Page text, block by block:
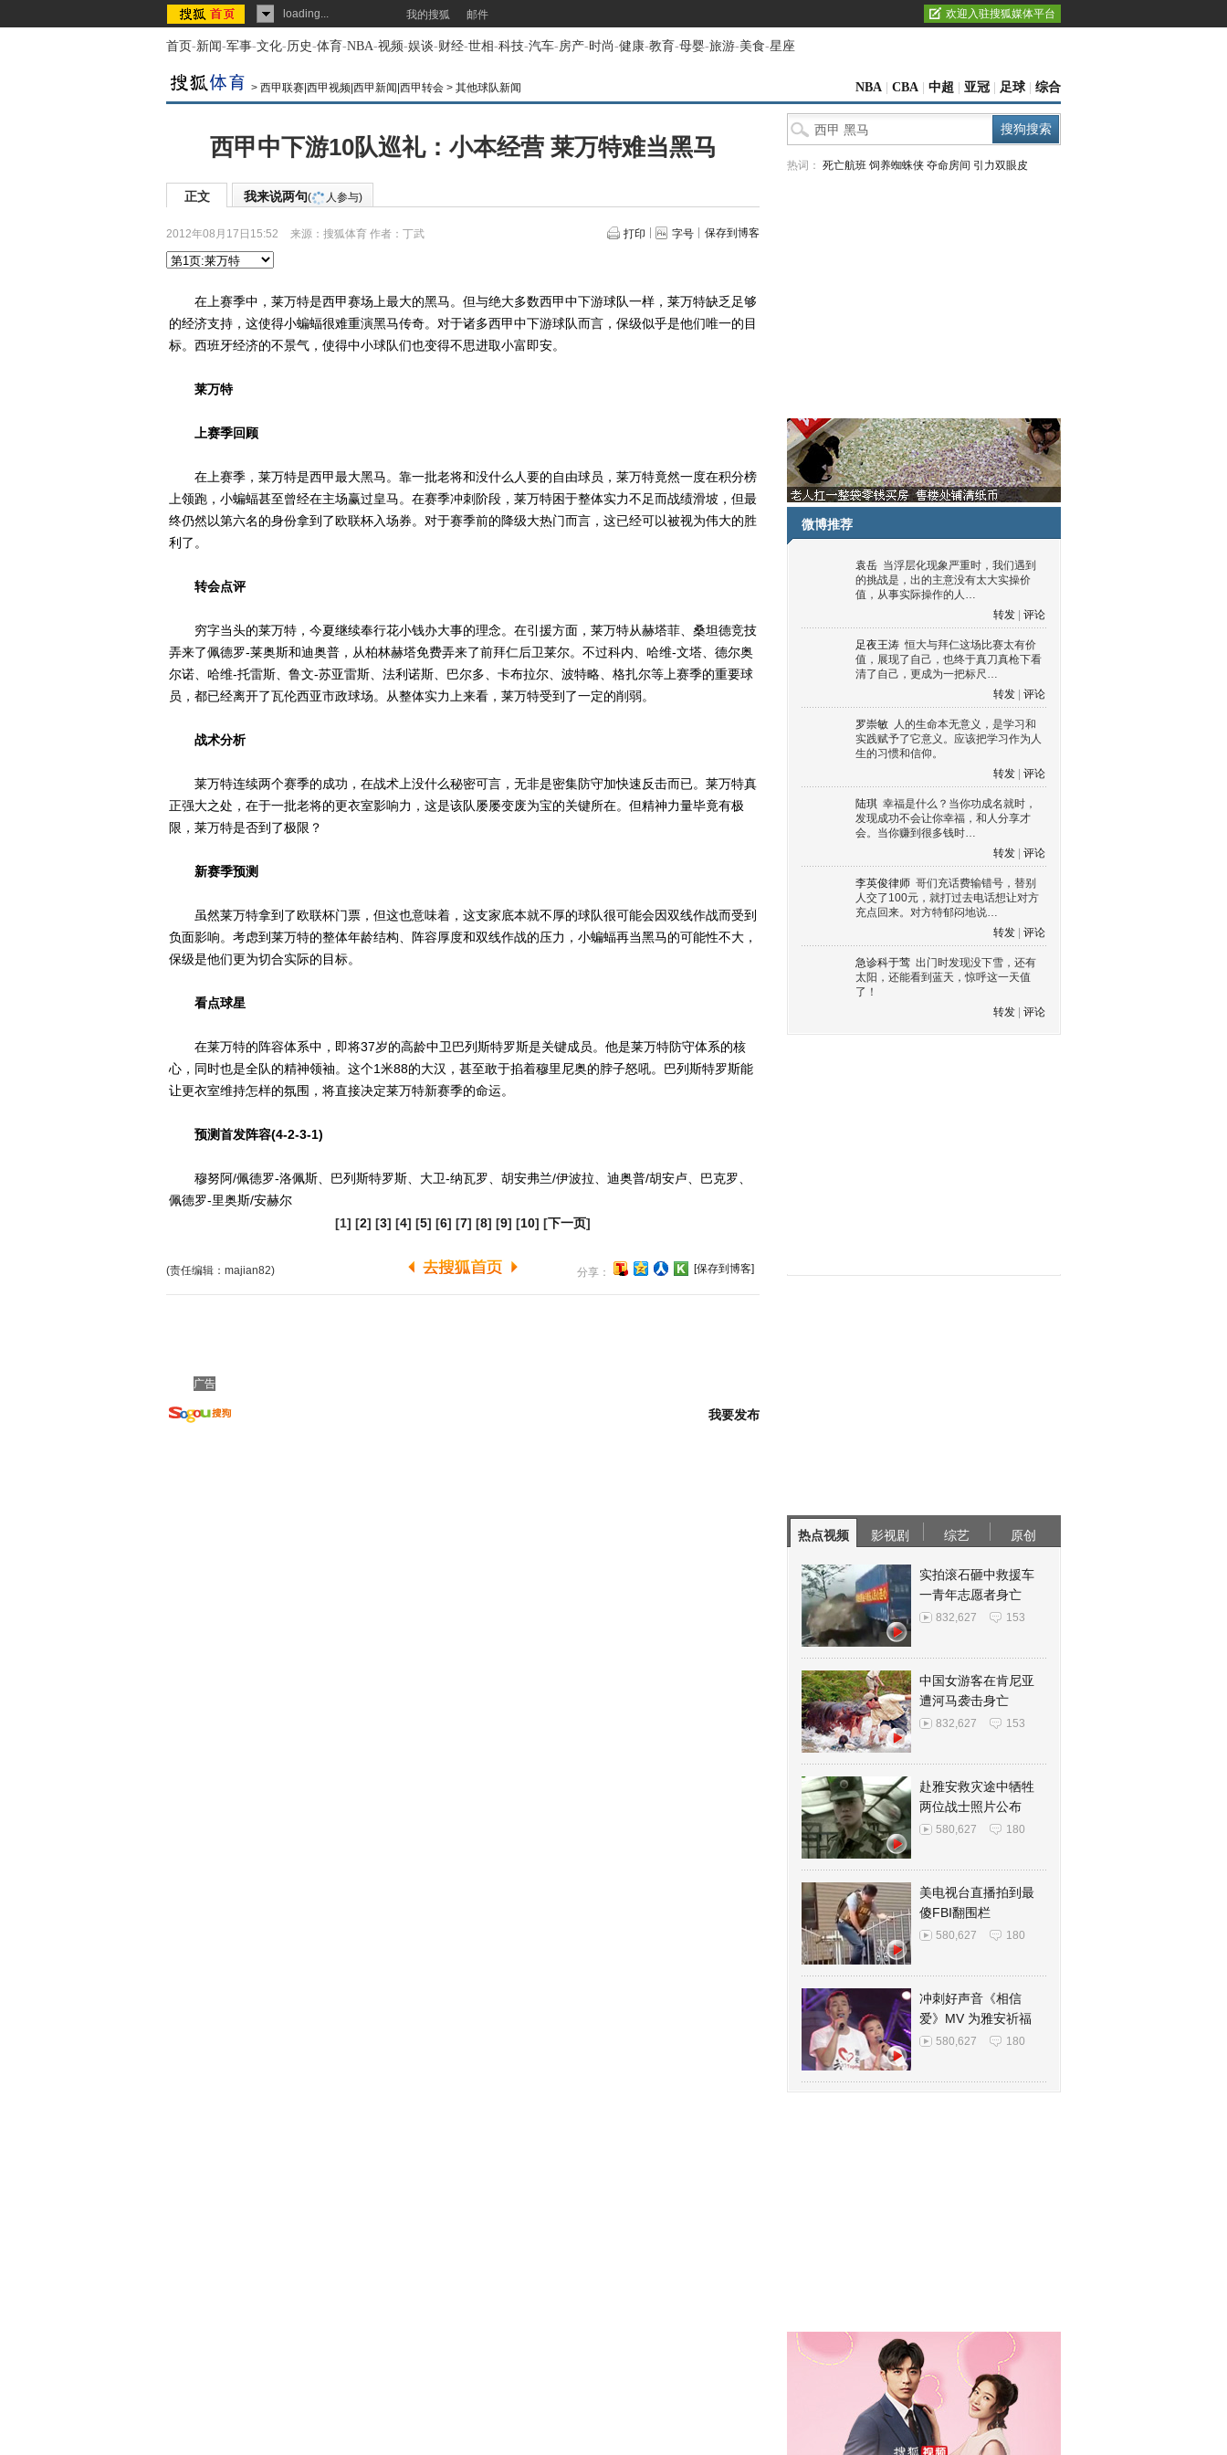
loading... 我的搜狐 邮件 欢迎入驻搜狐媒体平台
首页-新闻-军事-文化-历史-体育-NBA-视频-娱谈-财经-世相-科技-汽车-房产-时尚-健康-教育-母婴-旅游-美食-星座
> 西甲联赛|西甲视频|西甲新闻|西甲转会 > 其他球队新闻 NBA CBA 中超 亚冠 足球 综合
西甲中下游10队巡礼：小本经营 莱万特难当黑马
正文 我来说两句( 人参与)
2012年08月17日15:52 来源： 搜狐体育 作者：丁武 打印 字号 保存到博客
在上赛季中，莱万特是西甲赛场上最大的黑马。但与绝大多数西甲中下游球队一样，莱万特缺乏足够
的经济支持，这使得小蝙蝠很难重演黑马传奇。对于诸多西甲中下游球队而言，保级似乎是他们唯一的目
标。西班牙经济的不景气，使得中小球队们也变得不思进取小富即安。
莱万特
上赛季回顾
在上赛季，莱万特是西甲最大黑马。靠一批老将和没什么人要的自由球员，莱万特竟然一度在积分榜
上领跑，小蝙蝠甚至曾经在主场赢过皇马。在赛季冲刺阶段，莱万特困于整体实力不足而战绩滑坡，但最
终仍然以第六名的身份拿到了欧联杯入场券。对于赛季前的降级大热门而言，这已经可以被视为伟大的胜
利了。
转会点评
穷字当头的莱万特，今夏继续奉行花小钱办大事的理念。在引援方面，莱万特从赫塔菲、桑坦德竞技
弄来了佩德罗-莱奥斯和迪奥普，从柏林赫塔免费弄来了前拜仁后卫莱尔。不过科内、哈维-文塔、德尔奥
尔诺、哈维-托雷斯、鲁文-苏亚雷斯、法利诺斯、巴尔多、卡布拉尔、波特略、格扎尔等上赛季的重要球
员，都已经离开了瓦伦西亚市政球场。从整体实力上来看，莱万特受到了一定的削弱。
战术分析
莱万特连续两个赛季的成功，在战术上没什么秘密可言，无非是密集防守加快速反击而已。莱万特真
正强大之处，在于一批老将的更衣室影响力，这是该队屡屡变废为宝的关键所在。但精神力量毕竟有极
限，莱万特是否到了极限？
新赛季预测
虽然莱万特拿到了欧联杯门票，但这也意味着，这支家底本就不厚的球队很可能会因双线作战而受到
负面影响。考虑到莱万特的整体年龄结构、阵容厚度和双线作战的压力，小蝙蝠再当黑马的可能性不大，
保级是他们更为切合实际的目标。
看点球星
在莱万特的阵容体系中，即将37岁的高龄中卫巴列斯特罗斯是关键成员。他是莱万特防守体系的核
心，同时也是全队的精神领袖。这个1米88的大汉，甚至敢于掐着穆里尼奥的脖子怒吼。巴列斯特罗斯能
让更衣室维持怎样的氛围，将直接决定莱万特新赛季的命运。
预测首发阵容(4-2-3-1)
穆努阿/佩德罗-洛佩斯、巴列斯特罗斯、大卫-纳瓦罗、胡安弗兰/伊波拉、迪奥普/胡安卢、巴克罗、
佩德罗-里奥斯/安赫尔
[1] [2] [3] [4] [5] [6] [7] [8] [9] [10] [下一页]
(责任编辑：majian82) 分享： [保存到博客]
广告
我要发布
热词： 死亡航班 饲养蜘蛛侠 夺命房间 引力双眼皮
微博推荐
袁岳 当浮层化现象严重时，我们遇到
的挑战是，出的主意没有太大实操价
值，从事实际操作的人…
转发
评论
足夜王涛 恒大与拜仁这场比赛太有价
值，展现了自己，也终于真刀真枪下看
清了自己，更成为一把标尺…
转发
评论
罗崇敏 人的生命本无意义，是学习和
实践赋予了它意义。应该把学习作为人
生的习惯和信仰。
转发
评论
陆琪 幸福是什么？当你功成名就时，
发现成功不会让你幸福，和人分享才
会。当你赚到很多钱时…
转发
评论
李英俊律师 哥们充话费输错号，替别
人交了100元，就打过去电话想让对方
充点回来。对方特郁闷地说…
转发
评论
急诊科于莺 出门时发现没下雪，还有
太阳，还能看到蓝天，惊呼这一天值
了！
转发
评论
热点视频 影视剧 综艺 原创
实拍滚石砸中救援车
一青年志愿者身亡
832,627 153
中国女游客在肯尼亚
遭河马袭击身亡
832,627 153
赴雅安救灾途中牺牲
两位战士照片公布
580,627 180
美电视台直播拍到最
傻FBI翻围栏
580,627 180
冲刺好声音《相信
爱》MV 为雅安祈福
580,627 180